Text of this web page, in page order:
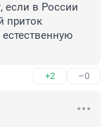
если в России
приток
+2 –0